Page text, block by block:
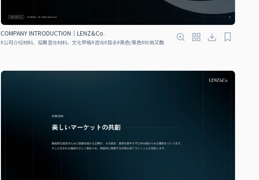
COMPANY INTRODUCTION｜LENZ&Co.
#公司介绍材料、招聘宣传材料、文化甲板#咨询#目录#黑色/黑色#时尚又酷